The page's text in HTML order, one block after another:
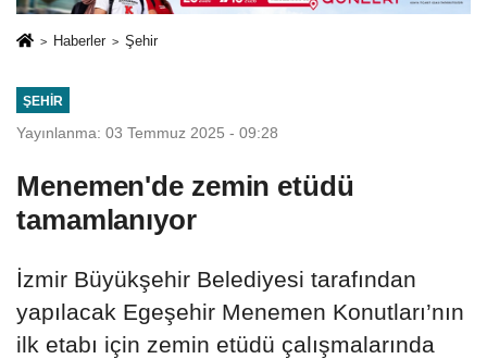
Haberler Şehir
ŞEHIR
Yayınlanma: 03 Temmuz 2025 - 09:28
Menemen'de zemin etüdü
tamamlanıyor
İzmir Büyükşehir Belediyesi tarafından
yapılacak Egeşehir Menemen Konutları’nın
ilk etabı için zemin etüdü çalışmalarında